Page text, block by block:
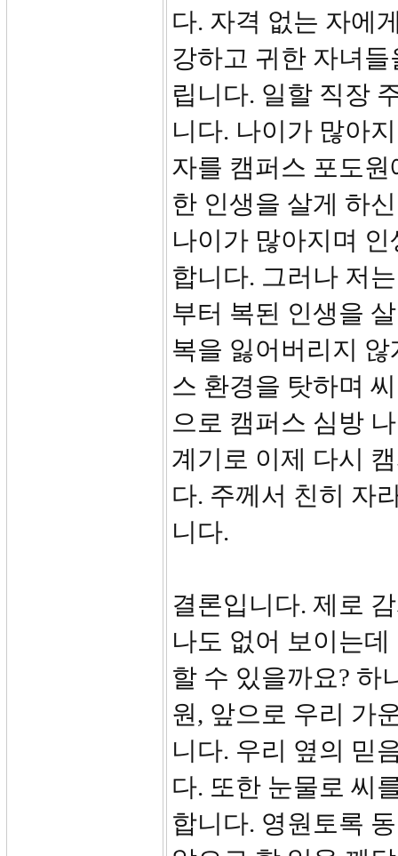
다. 자격 없는 자에
강하고 귀한 자녀
립니다. 일할 직장
니다. 나이가 많아
자를 캠퍼스 포도
한 인생을 살게 하
나이가 많아지며
합니다. 그러나 저
부터 복된 인생을
복을 잃어버리지
스 환경을 탓하며
으로 캠퍼스 심방
계기로 이제 다시
다. 주께서 친히 자
니다.
결론입니다. 제로
나도 없어 보이는
할 수 있을까요? 하
원, 앞으로 우리 가
니다. 우리 옆의 믿
다. 또한 눈물로 씨
합니다. 영원토록